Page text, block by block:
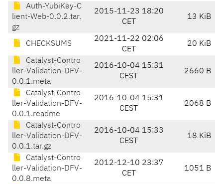
Auth-YubiKey-C
lient-Web-0.0.2.tar.
gz
2015-11-23 18:20
CET
13 KiB
CHECKSUMS
2021-11-22 02:06
CET
20 KiB
Catalyst-Contro
ller-Validation-DFV-
0.0.1.meta
2016-10-04 15:31
CEST
2660 B
Catalyst-Contro
ller-Validation-DFV-
0.0.1.readme
2016-10-04 15:31
CEST
2068 B
Catalyst-Contro
ller-Validation-DFV-
0.0.1.tar.gz
2016-10-04 15:33
CEST
18 KiB
Catalyst-Contro
ller-Validation-DFV-
0.0.8.meta
2012-12-10 23:37
CET
1051 B